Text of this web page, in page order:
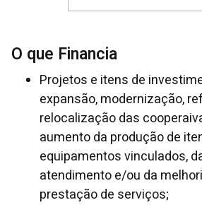
O que Financia
Projetos e itens de
expansão, modernização,
relocalização das
aumento da produção de
equipamentos vinculados,
atendimento e/ou da
prestação de serviços;